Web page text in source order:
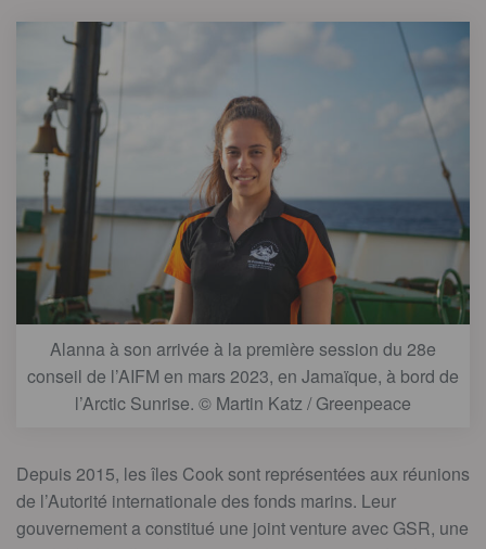
Alanna à son arrivée à la première session du 28e
conseil de l’AIFM en mars 2023, en Jamaïque, à bord de
l’Arctic Sunrise. © Martin Katz / Greenpeace
Depuis 2015, les îles Cook sont représentées aux réunions
de l’Autorité internationale des fonds marins. Leur
gouvernement a constitué une joint venture avec GSR, une